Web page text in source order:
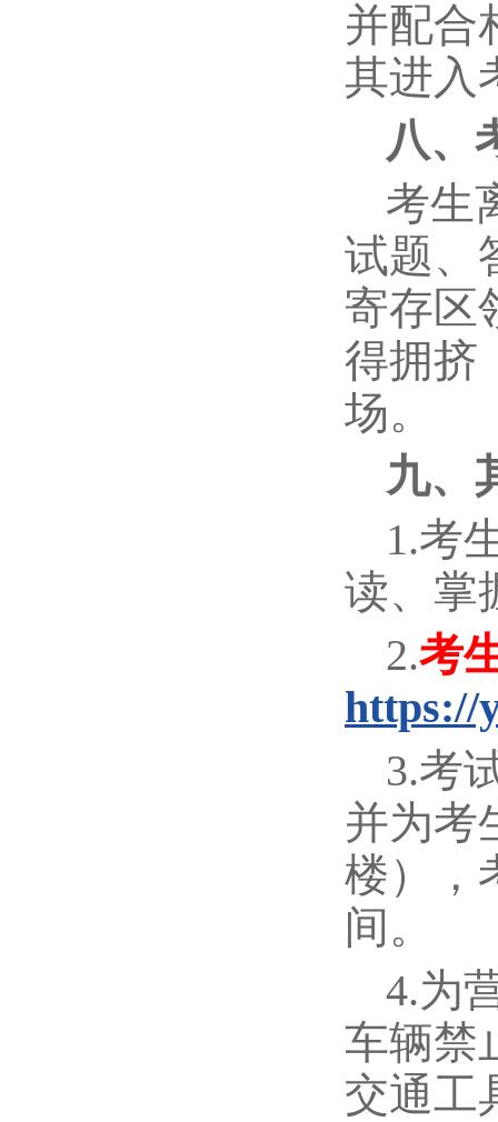
并配合
其进入
八、
考生
试题、
寄存区
得拥挤
场。
九、
1.考
读、掌
2.考
https://
3.考
并为考
楼），
间。
4.为
车辆禁
交通工